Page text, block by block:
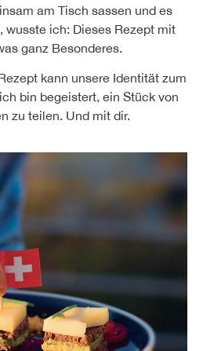
am Tisch sassen und es
wusste ich: Dieses Rezept mit
ganz Besonderes.
kann unsere Identität zum
bin begeistert, ein Stück von
zu teilen. Und mit dir.